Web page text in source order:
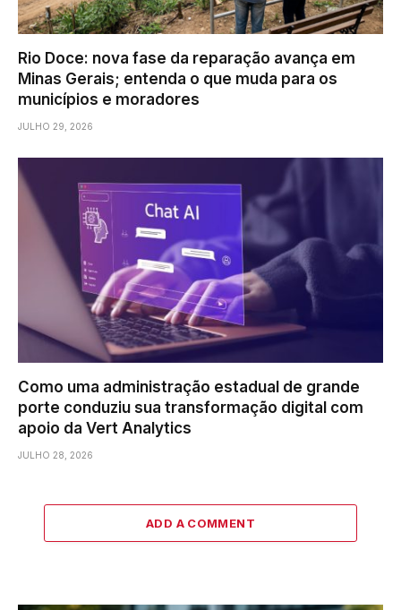
Rio Doce: nova fase da reparação avança em
Minas Gerais; entenda o que muda para os
municípios e moradores
JULHO 29, 2026
Como uma administração estadual de grande
porte conduziu sua transformação digital com
apoio da Vert Analytics
JULHO 28, 2026
ADD A COMMENT